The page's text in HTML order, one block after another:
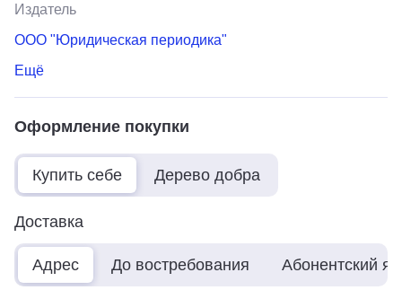
Издатель
ООО "Юридическая периодика"
Ещё
Оформление покупки
Купить себе Дерево добра
Доставка
Адрес До востребования Абонентский